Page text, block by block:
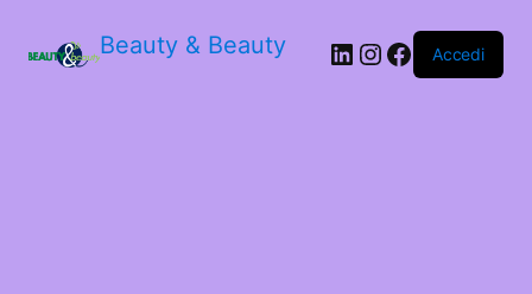
Beauty & Beauty LinkedIn
Instagram
Facebook
Accedi